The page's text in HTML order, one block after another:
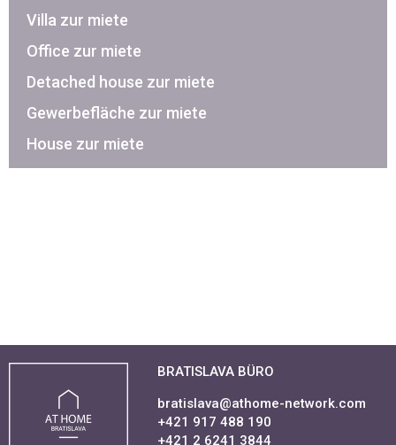
Villa zur miete
Office zur miete
Detached house zur miete
Gewerbefläche zur miete
House zur miete
BRATISLAVA BÜRO
bratislava@athome-network.com
+421 917 488 190
+421 2 6241 3844